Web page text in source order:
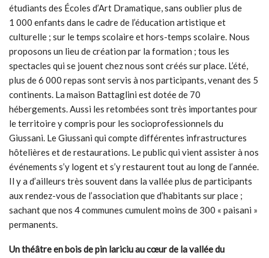
étudiants des Écoles d’Art Dramatique, sans oublier plus de
1 000 enfants dans le cadre de l’éducation artistique et
culturelle ; sur le temps scolaire et hors-temps scolaire. Nous
proposons un lieu de création par la formation ; tous les
spectacles qui se jouent chez nous sont créés sur place. L’été,
plus de 6 000 repas sont servis à nos participants, venant des 5
continents. La maison Battaglini est dotée de 70
hébergements. Aussi les retombées sont très importantes pour
le territoire y compris pour les socioprofessionnels du
Giussani. Le Giussani qui compte différentes infrastructures
hôtelières et de restaurations. Le public qui vient assister à nos
événements s’y logent et s’y restaurent tout au long de l’année.
Il y a d’ailleurs très souvent dans la vallée plus de participants
aux rendez-vous de l’association que d’habitants sur place ;
sachant que nos 4 communes cumulent moins de 300 « paisani »
permanents.
Un théâtre en bois de pin lariciu au cœur de la vallée du